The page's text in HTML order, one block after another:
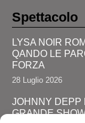
Spettacolo
LYSA NOIR
QANDO LE
FORZA
28 Luglio 2026
JOHNNY DEPP
GRANDE